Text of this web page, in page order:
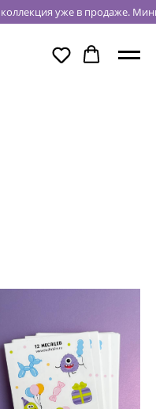
уже в продаже.